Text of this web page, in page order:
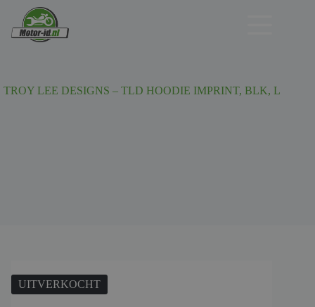
TROY LEE DESIGNS – TLD HOODIE IMPRINT, BLK, L
UITVERKOCHT